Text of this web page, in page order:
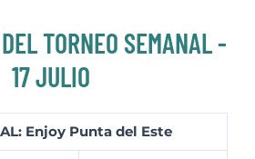
TORNEO SEMANAL -
17 JULIO
Enjoy Punta del Este